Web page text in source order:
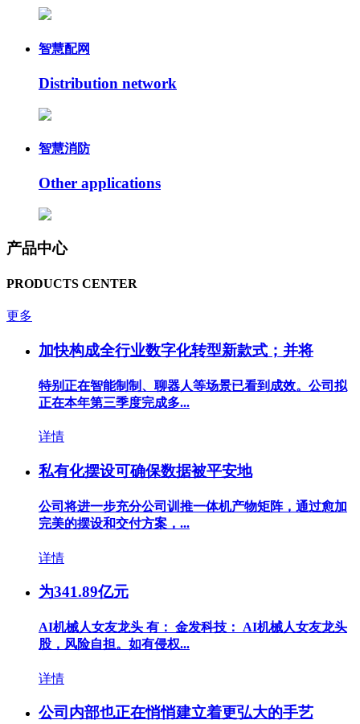
智慧配网
Distribution network
智慧消防
Other applications
产品中心
PRODUCTS CENTER
更多
加快构成全行业数字化转型新款式；并将
特别正在智能制制、聊器人等场景已看到成效。公司拟
正在本年第三季度完成多...
详情
私有化摆设可确保数据被平安地
公司将进一步充分公司训推一体机产物矩阵，通过愈加
完美的摆设和交付方案，...
详情
为341.89亿元
AI机械人女友龙头 有： 金发科技： AI机械人女友龙头
股，风险自担。如有侵权...
详情
公司内部也正在悄悄建立着更弘大的手艺